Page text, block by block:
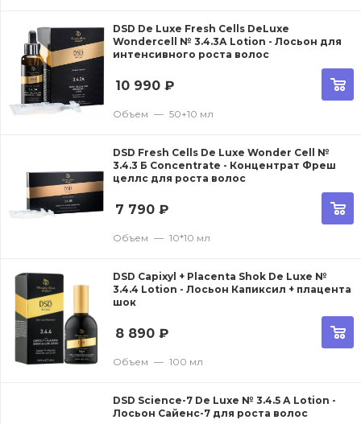
DSD De Luxe Fresh Cells DeLuxe
Wondercell № 3.4.3А Lotion - Лосьон для
интенсивного роста волос
10 990 ₽
Объем — 50+10 мл
DSD Fresh Cells De Luxe Wonder Cell №
3.4.3 Б Concentrate - Концентрат Фреш
целлс для роста волос
7 790 ₽
Объем — 10*10 мл
DSD Capixyl + Placenta Shok De Luxe №
3.4.4 Lotion - Лосьон Капиксил + плацента
шок
8 890 ₽
Объем — 100 мл
DSD Science-7 De Luxe № 3.4.5 А Lotion -
Лосьон Сайенс-7 для роста волос